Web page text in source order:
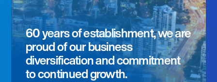
60 years of establishment, we are
proud of our business
diversification and commitment
to continued growth.